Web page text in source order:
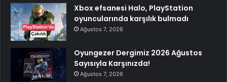
Xbox efsanesi Halo, PlayStation
oyuncularında karşılık bulmadı
Ağustos 7, 2026
Oyungezer Dergimiz 2026 Ağustos
Sayısıyla Karşınızda!
Ağustos 7, 2026